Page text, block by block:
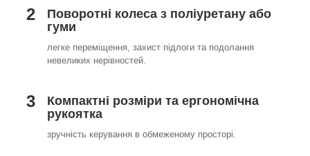
2
Поворотні колеса з поліуретану або
гуми
легке переміщення, захист підлоги та подолання
невеликих нерівностей.
3
Компактні розміри та ергономічна
рукоятка
зручність керування в обмеженому просторі.